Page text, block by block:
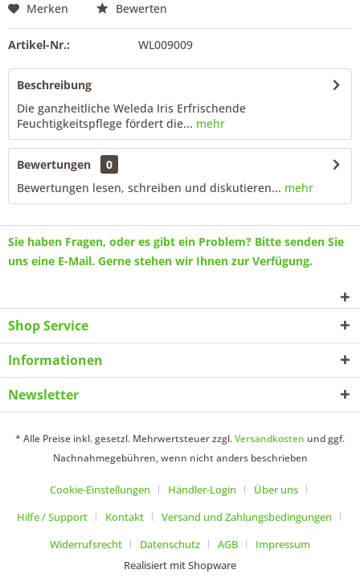
Merken Bewerten
Artikel-Nr.: WL009009
Beschreibung
Die ganzheitliche Weleda Iris Erfrischende
Feuchtigkeitspflege fördert die... mehr
Bewertungen
0
Bewertungen lesen, schreiben und diskutieren... mehr
Sie haben Fragen, oder es gibt ein Problem? Bitte senden Sie
uns eine E-Mail. Gerne stehen wir Ihnen zur Verfügung.
Shop Service
Informationen
Newsletter
* Alle Preise inkl. gesetzl. Mehrwertsteuer zzgl.Versandkosten und ggf.
Nachnahmegebühren, wenn nicht anders beschrieben
Cookie-Einstellungen Händler-Login
Über uns
Hilfe / Support
Kontakt
Versand und Zahlungsbedingungen
Widerrufsrecht
Datenschutz AGB
Impressum
Realisiert mit Shopware